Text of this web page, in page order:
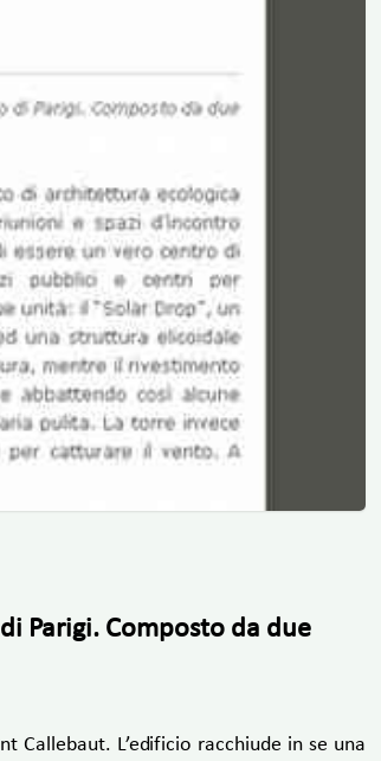
Parigi. Composto da due
Callebaut. L’edificio racchiude in se una